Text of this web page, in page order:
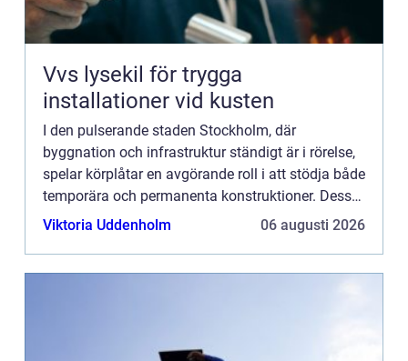
Vvs lysekil för trygga
installationer vid kusten
I den pulserande staden Stockholm, där
byggnation och infrastruktur ständigt är i rörelse,
spelar körplåtar en avgörande roll i att stödja både
temporära och permanenta konstruktioner. Dessa
robusta...
Viktoria Uddenholm 06 augusti 2026